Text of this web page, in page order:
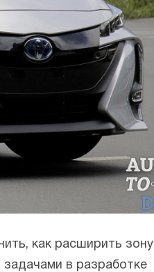
как расширить зону
в разработке